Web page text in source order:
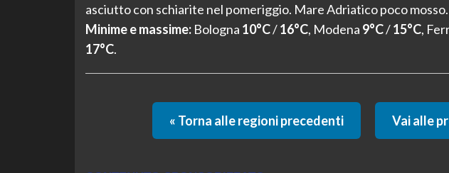
asciutto con schiarite nel pomeriggio. Mare Adriatico poco mosso.
Minime e massime:Bologna 10°C/16°C, Modena 9°C/15°C,
17°C.
« Torna alle regioni precedenti Vai alle